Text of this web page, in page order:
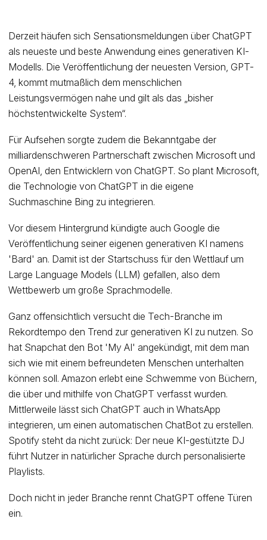
Derzeit häufen sich Sensationsmeldungen über ChatGPT
als neueste und beste Anwendung eines generativen KI-
Modells. Die Veröffentlichung der neuesten Version, GPT-
4, kommt mutmaßlich dem menschlichen
Leistungsvermögen nahe und gilt als das „bisher
höchstentwickelte System“.
Für Aufsehen sorgte zudem die Bekanntgabe der
milliardenschweren Partnerschaft zwischen Microsoft und
OpenAI, den Entwicklern von ChatGPT. So plant Microsoft,
die Technologie von ChatGPT in die eigene
Suchmaschine Bing zu integrieren.
Vor diesem Hintergrund kündigte auch Google die
Veröffentlichung seiner eigenen generativen KI namens
'Bard' an. Damit ist der Startschuss für den Wettlauf um
Large Language Models (LLM) gefallen, also dem
Wettbewerb um große Sprachmodelle.
Ganz offensichtlich versucht die Tech-Branche im
Rekordtempo den Trend zur generativen KI zu nutzen. So
hat Snapchat den Bot 'My AI' angekündigt, mit dem man
sich wie mit einem befreundeten Menschen unterhalten
können soll. Amazon erlebt eine Schwemme von Büchern,
die über und mithilfe von ChatGPT verfasst wurden.
Mittlerweile lässt sich ChatGPT auch in WhatsApp
integrieren, um einen automatischen ChatBot zu erstellen.
Spotify steht da nicht zurück: Der neue KI-gestützte DJ
führt Nutzer in natürlicher Sprache durch personalisierte
Playlists.
Doch nicht in jeder Branche rennt ChatGPT offene Türen
ein.